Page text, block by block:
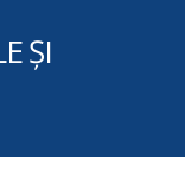
ȘI